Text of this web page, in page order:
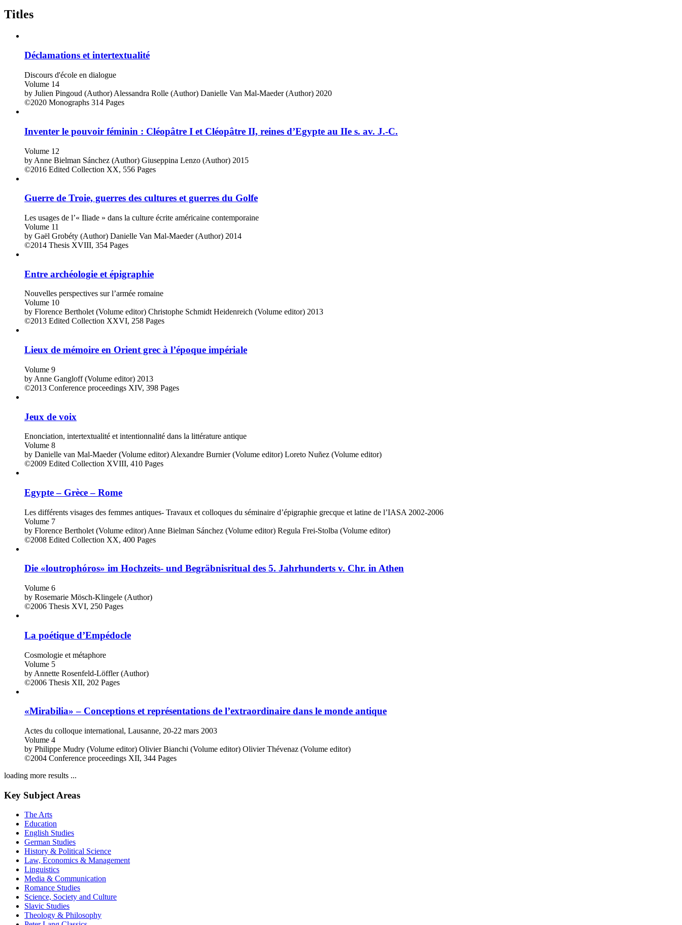
Titles
Déclamations et intertextualité
Discours d'école en dialogue
Volume 14
by Julien Pingoud (Author) Alessandra Rolle (Author) Danielle Van Mal-Maeder (Author) 2020
©2020 Monographs 314 Pages
Inventer le pouvoir féminin : Cléopâtre I et Cléopâtre II, reines d’Egypte au IIe s. av. J.-C.
Volume 12
by Anne Bielman Sánchez (Author) Giuseppina Lenzo (Author) 2015
©2016 Edited Collection XX, 556 Pages
Guerre de Troie, guerres des cultures et guerres du Golfe
Les usages de l’« Iliade » dans la culture écrite américaine contemporaine
Volume 11
by Gaël Grobéty (Author) Danielle Van Mal-Maeder (Author) 2014
©2014 Thesis XVIII, 354 Pages
Entre archéologie et épigraphie
Nouvelles perspectives sur l’armée romaine
Volume 10
by Florence Bertholet (Volume editor) Christophe Schmidt Heidenreich (Volume editor) 2013
©2013 Edited Collection XXVI, 258 Pages
Lieux de mémoire en Orient grec à l’époque impériale
Volume 9
by Anne Gangloff (Volume editor) 2013
©2013 Conference proceedings XIV, 398 Pages
Jeux de voix
Enonciation, intertextualité et intentionnalité dans la littérature antique
Volume 8
by Danielle van Mal-Maeder (Volume editor) Alexandre Burnier (Volume editor) Loreto Nuñez (Volume editor)
©2009 Edited Collection XVIII, 410 Pages
Egypte – Grèce – Rome
Les différents visages des femmes antiques- Travaux et colloques du séminaire d’épigraphie grecque et latine de l’IASA 2002-2006
Volume 7
by Florence Bertholet (Volume editor) Anne Bielman Sánchez (Volume editor) Regula Frei-Stolba (Volume editor)
©2008 Edited Collection XX, 400 Pages
Die «loutrophóros» im Hochzeits- und Begräbnisritual des 5. Jahrhunderts v. Chr. in Athen
Volume 6
by Rosemarie Mösch-Klingele (Author)
©2006 Thesis XVI, 250 Pages
La poétique d’Empédocle
Cosmologie et métaphore
Volume 5
by Annette Rosenfeld-Löffler (Author)
©2006 Thesis XII, 202 Pages
«Mirabilia» – Conceptions et représentations de l’extraordinaire dans le monde antique
Actes du colloque international, Lausanne, 20-22 mars 2003
Volume 4
by Philippe Mudry (Volume editor) Olivier Bianchi (Volume editor) Olivier Thévenaz (Volume editor)
©2004 Conference proceedings XII, 344 Pages
loading more results ...
Key Subject Areas
The Arts
Education
English Studies
German Studies
History & Political Science
Law, Economics & Management
Linguistics
Media & Communication
Romance Studies
Science, Society and Culture
Slavic Studies
Theology & Philosophy